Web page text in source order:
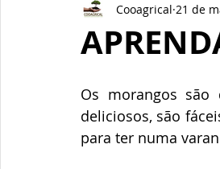
Cooagrical 21 de
Os morangos
deliciosos, são
para ter numa